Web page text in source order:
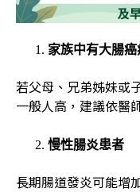
家族中有大腸癌
若父母、兄弟姊妹或
一般人高，建議依醫
慢性腸炎患者
長期腸道發炎可能增